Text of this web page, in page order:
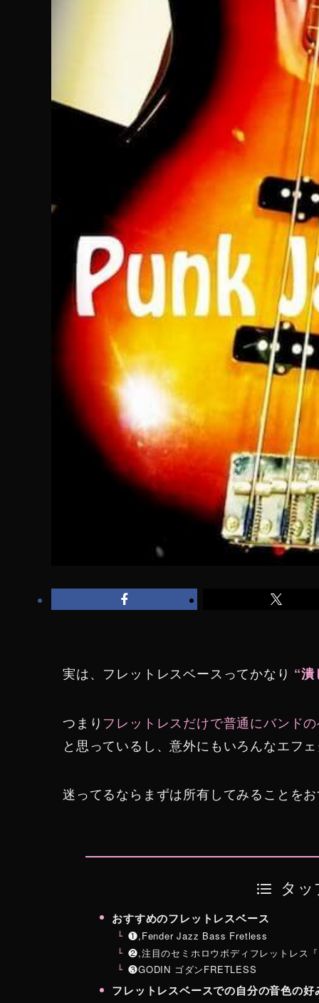
実は、フレットレスベースってかなり “潰
つまり フレットレスだけで普通にバンド
と思っているし、意外にもいろんなエフ
迷ってるならまずは所有してみることを
タ
おすすめのフレットレスベース
❶,Fender Jazz Bass Fretless
❷,注目のセミホロウボディフレットレス
❸GODIN ゴダンFRETLESS
フレットレスベースでの自分の音色の